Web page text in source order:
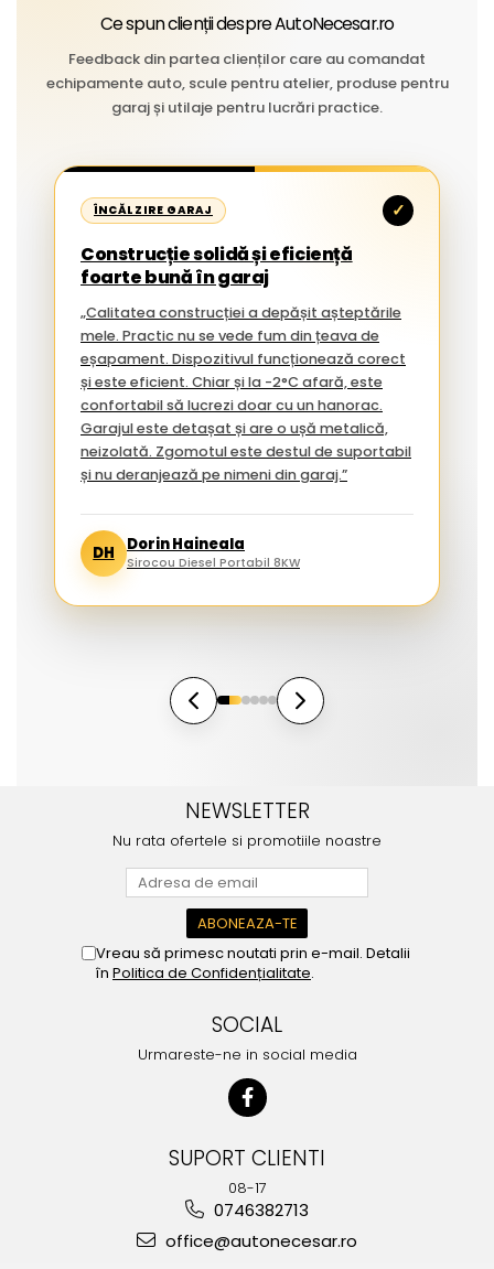
Ce spun clienții despre AutoNecesar.ro
Feedback din partea clienților care au comandat
echipamente auto, scule pentru atelier, produse pentru
garaj și utilaje pentru lucrări practice.
ÎNCĂLZIRE GARAJ ✓
Construcție solidă și eficiență
foarte bună în garaj
„Calitatea construcției a depășit așteptările
mele. Practic nu se vede fum din țeava de
eșapament. Dispozitivul funcționează corect
și este eficient. Chiar și la -2°C afară, este
confortabil să lucrezi doar cu un hanorac.
Garajul este detașat și are o ușă metalică,
neizolată. Zgomotul este destul de suportabil
și nu deranjează pe nimeni din garaj.”
DH Dorin Haineala
Sirocou Diesel Portabil 8KW
NEWSLETTER
Nu rata ofertele si promotiile noastre
Vreau să primesc noutati prin e-mail. Detalii
în Politica de Confidențialitate.
SOCIAL
Urmareste-ne in social media
SUPORT CLIENTI
08-17
0746382713
office@autonecesar.ro